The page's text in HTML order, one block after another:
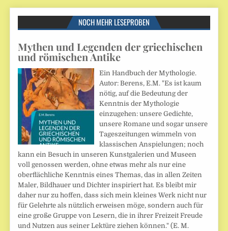
NOCH MEHR LESEPROBEN
Mythen und Legenden der griechischen
und römischen Antike
Ein Handbuch der Mythologie.
Autor: Berens, E.M. "Es ist kaum
nötig, auf die Bedeutung der
Kenntnis der Mythologie
einzugehen: unsere Gedichte,
unsere Romane und sogar unsere
Tageszeitungen wimmeln von
klassischen Anspielungen; noch
kann ein Besuch in unseren Kunstgalerien und Museen
voll genossen werden, ohne etwas mehr als nur eine
oberflächliche Kenntnis eines Themas, das in allen Zeiten
Maler, Bildhauer und Dichter inspiriert hat. Es bleibt mir
daher nur zu hoffen, dass sich mein kleines Werk nicht nur
für Gelehrte als nützlich erweisen möge, sondern auch für
eine große Gruppe von Lesern, die in ihrer Freizeit Freude
und Nutzen aus seiner Lektüre ziehen können." (E. M.